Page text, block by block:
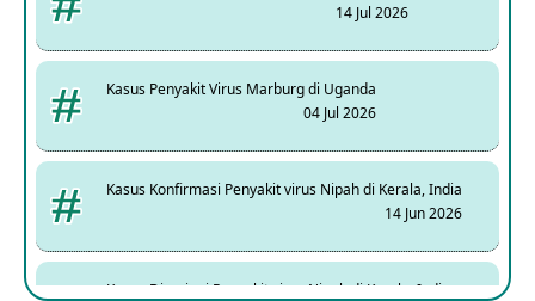
14 Jul 2026
Kasus Penyakit Virus Marburg di Uganda
04 Jul 2026
Kasus Konfirmasi Penyakit virus Nipah di Kerala, India
14 Jun 2026
Kasus Dicurigai Penyakit virus Nipah di Kerala, India